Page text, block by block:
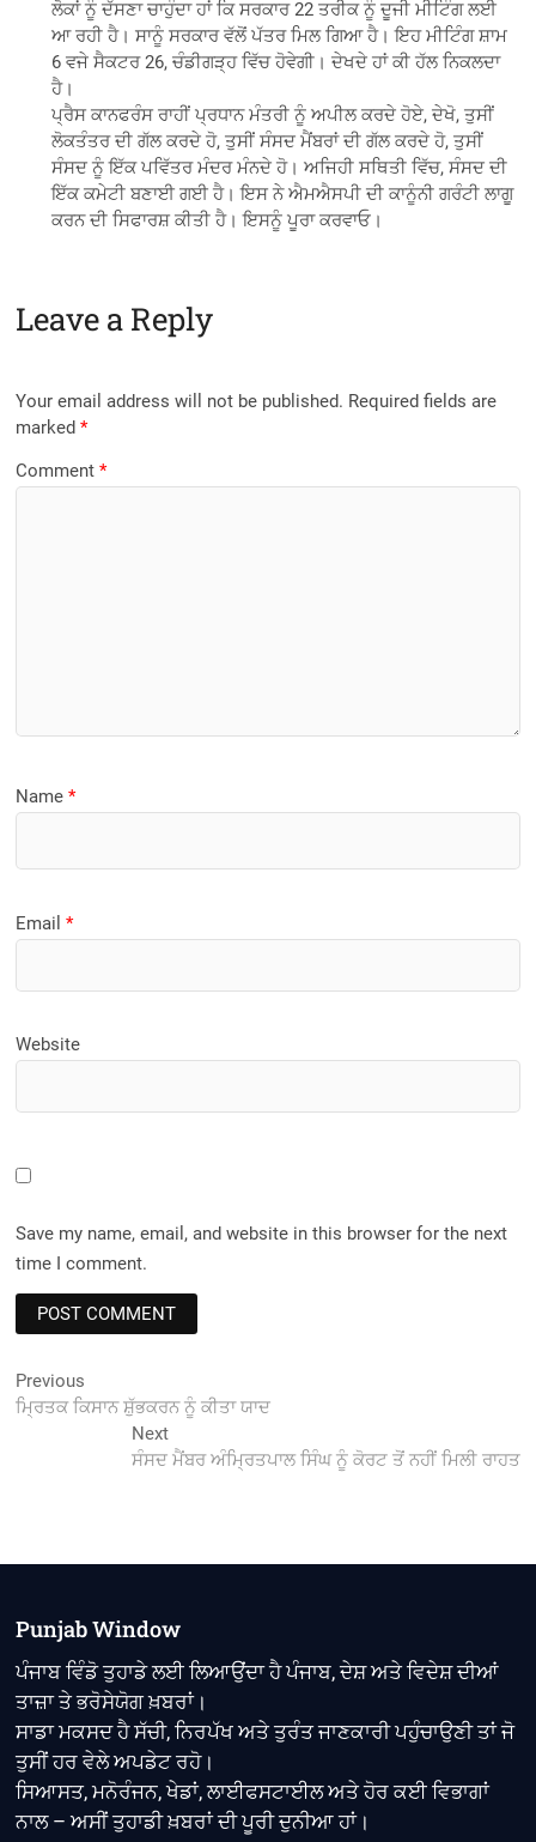
ਲੋਕਾਂ ਨੂੰ ਦੱਸਣਾ ਚਾਹੁੰਦਾ ਹਾਂ ਕਿ ਸਰਕਾਰ 22 ਤਰੀਕ ਨੂੰ ਦੂਜੀ ਮੀਟਿੰਗ ਲਈ
ਆ ਰਹੀ ਹੈ। ਸਾਨੂੰ ਸਰਕਾਰ ਵੱਲੋਂ ਪੱਤਰ ਮਿਲ ਗਿਆ ਹੈ। ਇਹ ਮੀਟਿੰਗ ਸ਼ਾਮ
6 ਵਜੇ ਸੈਕਟਰ 26, ਚੰਡੀਗੜ੍ਹ ਵਿੱਚ ਹੋਵੇਗੀ। ਦੇਖਦੇ ਹਾਂ ਕੀ ਹੱਲ ਨਿਕਲਦਾ
ਹੈ।
ਪ੍ਰੈਸ ਕਾਨਫਰੰਸ ਰਾਹੀਂ ਪ੍ਰਧਾਨ ਮੰਤਰੀ ਨੂੰ ਅਪੀਲ ਕਰਦੇ ਹੋਏ, ਦੇਖੋ, ਤੁਸੀਂ
ਲੋਕਤੰਤਰ ਦੀ ਗੱਲ ਕਰਦੇ ਹੋ, ਤੁਸੀਂ ਸੰਸਦ ਮੈਂਬਰਾਂ ਦੀ ਗੱਲ ਕਰਦੇ ਹੋ, ਤੁਸੀਂ
ਸੰਸਦ ਨੂੰ ਇੱਕ ਪਵਿੱਤਰ ਮੰਦਰ ਮੰਨਦੇ ਹੋ। ਅਜਿਹੀ ਸਥਿਤੀ ਵਿੱਚ, ਸੰਸਦ ਦੀ
ਇੱਕ ਕਮੇਟੀ ਬਣਾਈ ਗਈ ਹੈ। ਇਸ ਨੇ ਐਮਐਸਪੀ ਦੀ ਕਾਨੂੰਨੀ ਗਰੰਟੀ ਲਾਗੂ
ਕਰਨ ਦੀ ਸਿਫਾਰਸ਼ ਕੀਤੀ ਹੈ। ਇਸਨੂੰ ਪੂਰਾ ਕਰਵਾਓ।
Leave a Reply
Your email address will not be published. Required fields are
marked*
Comment*
Name*
Email*
Website
Save my name, email, and website in this browser for the next
time I comment.
Post
navigation
Previous
post:
ਮ੍ਰਿਤਕ ਕਿਸਾਨ ਸ਼ੁੱਭਕਰਨ ਨੂੰ ਕੀਤਾ ਯਾਦ
NextNext
post:
ਸੰਸਦ ਮੈਂਬਰ ਅੰਮ੍ਰਿਤਪਾਲ ਸਿੰਘ ਨੂੰ ਕੋਰਟ ਤੋਂ ਨਹੀਂ ਮਿਲੀ ਰਾਹਤ
Punjab Window
ਪੰਜਾਬ ਵਿੰਡੋ ਤੁਹਾਡੇ ਲਈ ਲਿਆਉਂਦਾ ਹੈ ਪੰਜਾਬ, ਦੇਸ਼ ਅਤੇ ਵਿਦੇਸ਼ ਦੀਆਂ
ਤਾਜ਼ਾ ਤੇ ਭਰੋਸੇਯੋਗ ਖ਼ਬਰਾਂ।
ਸਾਡਾ ਮਕਸਦ ਹੈ ਸੱਚੀ, ਨਿਰਪੱਖ ਅਤੇ ਤੁਰੰਤ ਜਾਣਕਾਰੀ ਪਹੁੰਚਾਉਣੀ ਤਾਂ ਜੋ
ਤੁਸੀਂ ਹਰ ਵੇਲੇ ਅਪਡੇਟ ਰਹੋ।
ਸਿਆਸਤ, ਮਨੋਰੰਜਨ, ਖੇਡਾਂ, ਲਾਈਫਸਟਾਈਲ ਅਤੇ ਹੋਰ ਕਈ ਵਿਭਾਗਾਂ
ਨਾਲ – ਅਸੀਂ ਤੁਹਾਡੀ ਖ਼ਬਰਾਂ ਦੀ ਪੂਰੀ ਦੁਨੀਆ ਹਾਂ।